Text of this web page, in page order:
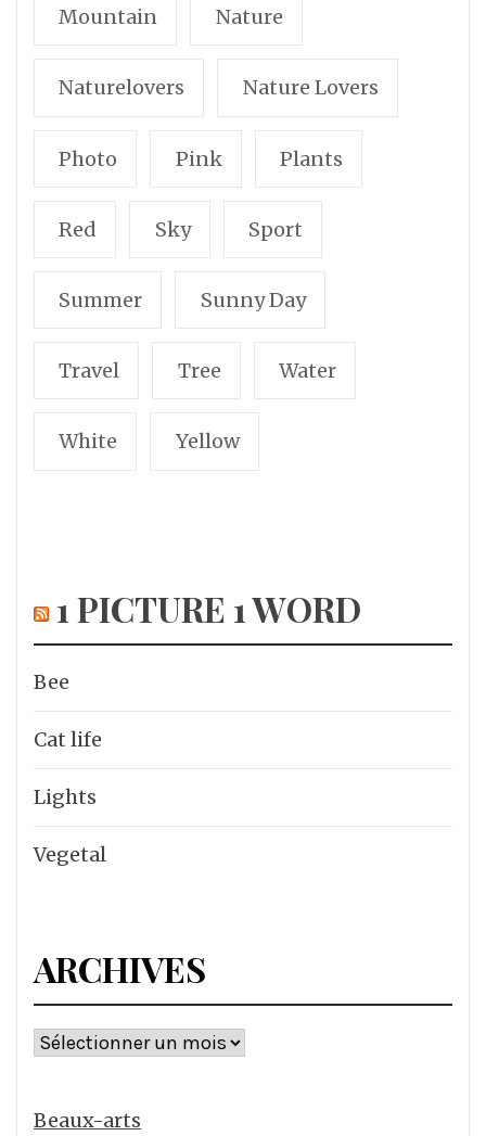
Mountain Nature
Naturelovers Nature Lovers
Photo Pink Plants
Red Sky Sport
Summer Sunny Day
Travel Tree Water
White Yellow
1 PICTURE 1 WORD
Bee
Cat life
Lights
Vegetal
ARCHIVES
Archives
Beaux-arts